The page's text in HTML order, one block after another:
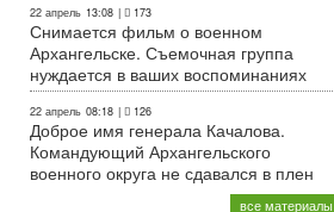
22 апрель 13:08 | 173
Снимается фильм о военном
Архангельске. Съемочная группа
нуждается в ваших воспоминаниях
22 апрель 08:18 | 126
Доброе имя генерала Качалова.
Командующий Архангельского
военного округа не сдавался в плен
все материалы